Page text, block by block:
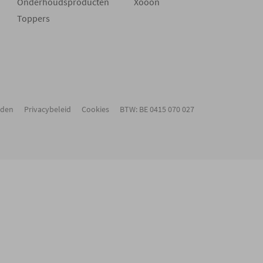
Toppers
Privacybeleid Cookies BTW: BE 0415 070 027